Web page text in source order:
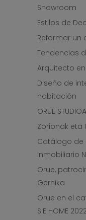
Showroom
Estilos de
Reformar un
Tendencias
Arquitecto
Diseño de
habitación
ORUE
Zorionak eta
Catálogo de
Inmobiliario
Orue,
Gernika
Orue en el
SIE HOME 2022